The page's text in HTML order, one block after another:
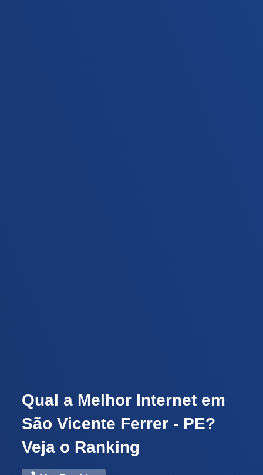
Qual a Melhor Internet em
São Vicente Ferrer - PE?
Veja o Ranking